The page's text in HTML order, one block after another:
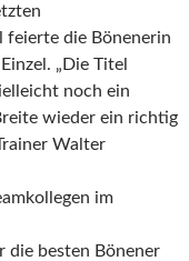
feierte die Bönenerin
„Die Titel
noch ein
wieder ein richtig
Walter
im
die besten Bönener